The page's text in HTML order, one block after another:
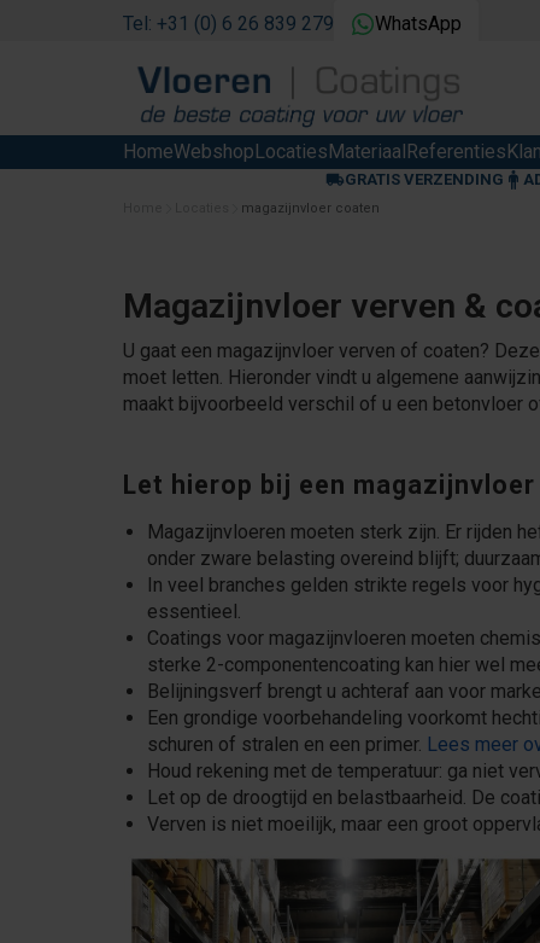
Tel: +31 (0) 6 26 839 279 WhatsApp
HomeWebshopLocatiesMateriaalReferenties
GRATIS VERZENDING
magazijnvloer coaten
Magazijnvloer verven &
U gaat een magazijnvloer verven of coaten?
moet letten. Hieronder vindt u algemene
maakt bijvoorbeeld verschil of u een betonvloer
Let hierop bij een magazijnvloer
Magazijnvloeren moeten sterk zijn. Er rijden
onder zware belasting overeind blijft;
In veel branches gelden strikte regels voor
essentieel.
Coatings voor magazijnvloeren moeten
sterke 2-componentencoating kan hier wel
Belijningsverf brengt u achteraf aan voor
Een grondige voorbehandeling voorkomt
schuren of stralen en een primer. Lees meer
Houd rekening met de temperatuur: ga niet
Let op de droogtijd en belastbaarheid. De
Verven is niet moeilijk, maar een groot